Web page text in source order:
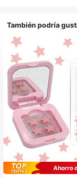
También podría
Ahorro